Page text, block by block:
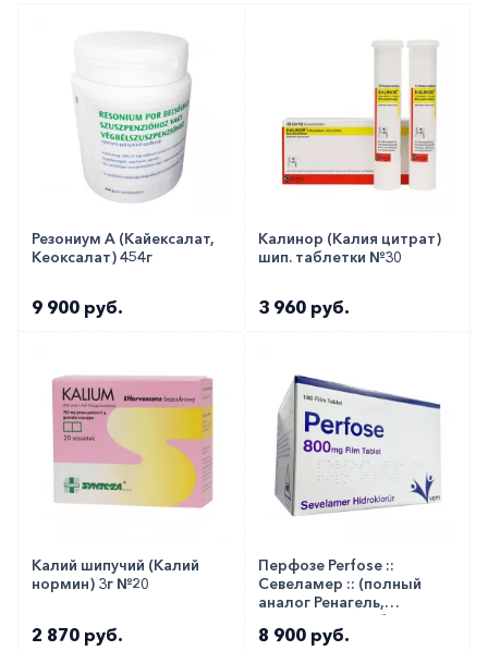
Резониум А (Кайексалат,
Кеоксалат) 454г
9 900 руб.
Калинор (Калия цитрат)
шип. таблетки №30
3 960 руб.
Калий шипучий (Калий
нормин) 3г №20
2 870 руб.
Перфозе Perfose ::
Севеламер :: (полный
аналог Ренагель,
Селамерекс) таб. 800мг
№180
8 900 руб.